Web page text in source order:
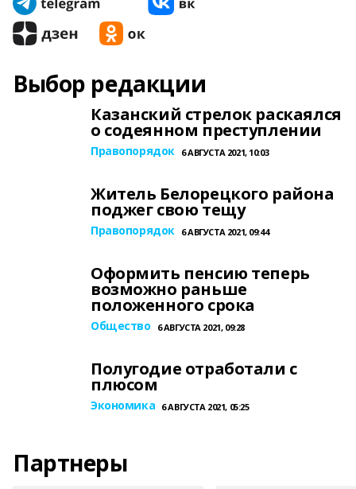
Выбор редакции
Казанский стрелок раскаялся
о содеянном преступлении
Правопорядок 6 АВГУСТА 2021, 10:03
Житель Белорецкого района
поджег свою тещу
Правопорядок 6 АВГУСТА 2021, 09:44
Оформить пенсию теперь
возможно раньше
положенного срока
Общество 6 АВГУСТА 2021, 09:28
Полугодие отработали с
плюсом
Экономика 6 АВГУСТА 2021, 05:25
Партнеры